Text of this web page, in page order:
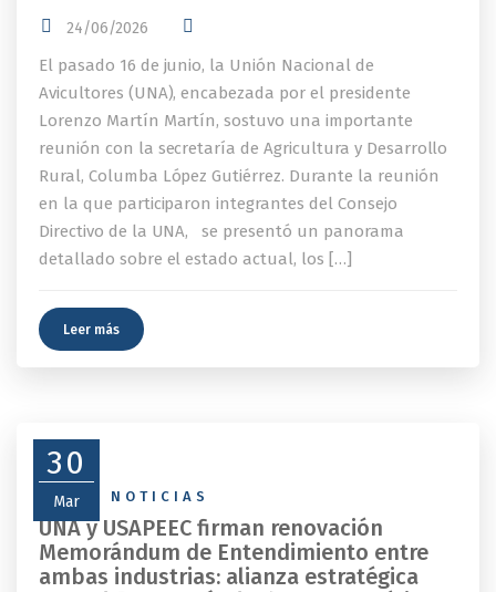
24/06/2026
El pasado 16 de junio, la Unión Nacional de
Avicultores (UNA), encabezada por el presidente
Lorenzo Martín Martín, sostuvo una importante
reunión con la secretaría de Agricultura y Desarrollo
Rural, Columba López Gutiérrez. Durante la reunión
en la que participaron integrantes del Consejo
Directivo de la UNA, se presentó un panorama
detallado sobre el estado actual, los […]
Leer más
30
Mar
NEWS NOTICIAS
UNA y USAPEEC firman renovación
Memorándum de Entendimiento entre
ambas industrias: alianza estratégica